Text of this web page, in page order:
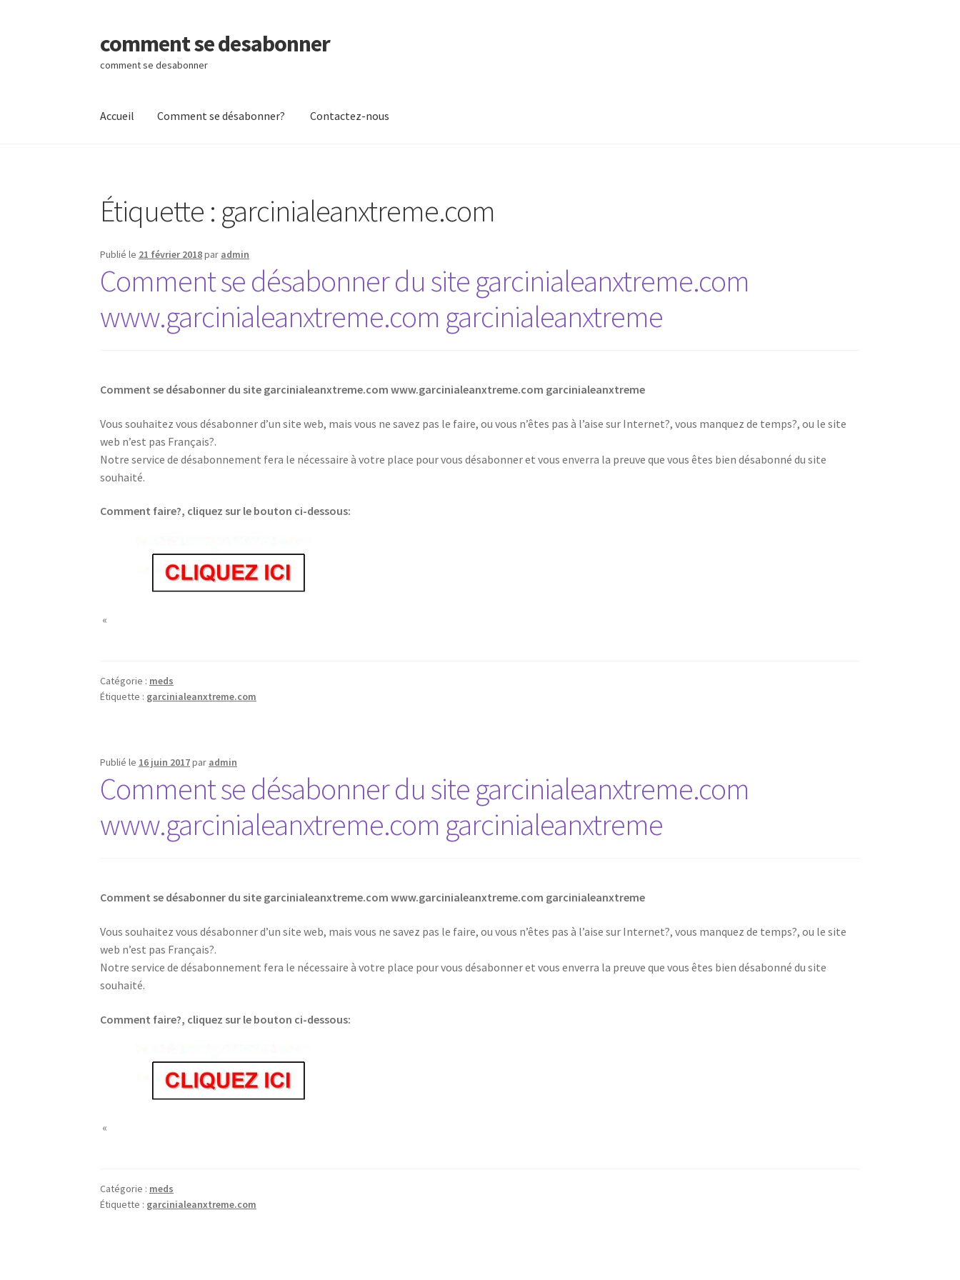
Aller
à
la
Aller
au
contenu
comment se desabonner
comment se desabonner
Accueil Comment se désabonner? Contactez-nous
Étiquette : garcinialeanxtreme.com
Publié le 21 février 2018par admin
Comment se désabonner du site garcinialeanxtreme.com
www.garcinialeanxtreme.com garcinialeanxtreme
Comment se désabonner du site garcinialeanxtreme.com www.garcinialeanxtreme.com garcinialeanxtreme
Vous souhaitez vous désabonner d’un site web, mais vous ne savez pas le faire, ou vous n’êtes pas à l’aise sur Internet?, vous manquez de temps?, ou le site
web n’est pas Français?.
Notre service de désabonnement fera le nécessaire à votre place pour vous désabonner et vous enverra la preuve que vous êtes bien désabonné du site
souhaité.
Comment faire?, cliquez sur le bouton ci-dessous:
«
Catégorie : meds
Étiquette : garcinialeanxtreme.com
Publié le 16 juin 2017par admin
Comment se désabonner du site garcinialeanxtreme.com
www.garcinialeanxtreme.com garcinialeanxtreme
Comment se désabonner du site garcinialeanxtreme.com www.garcinialeanxtreme.com garcinialeanxtreme
Vous souhaitez vous désabonner d’un site web, mais vous ne savez pas le faire, ou vous n’êtes pas à l’aise sur Internet?, vous manquez de temps?, ou le site
web n’est pas Français?.
Notre service de désabonnement fera le nécessaire à votre place pour vous désabonner et vous enverra la preuve que vous êtes bien désabonné du site
souhaité.
Comment faire?, cliquez sur le bouton ci-dessous:
«
Catégorie : meds
Étiquette : garcinialeanxtreme.com